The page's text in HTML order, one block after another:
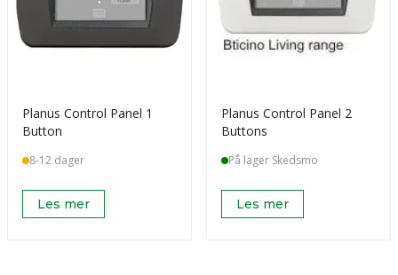
Planus Control Panel 1
Button
8-12 dager
Les mer
Planus Control Panel 2
Buttons
På lager Skedsmo
Les mer